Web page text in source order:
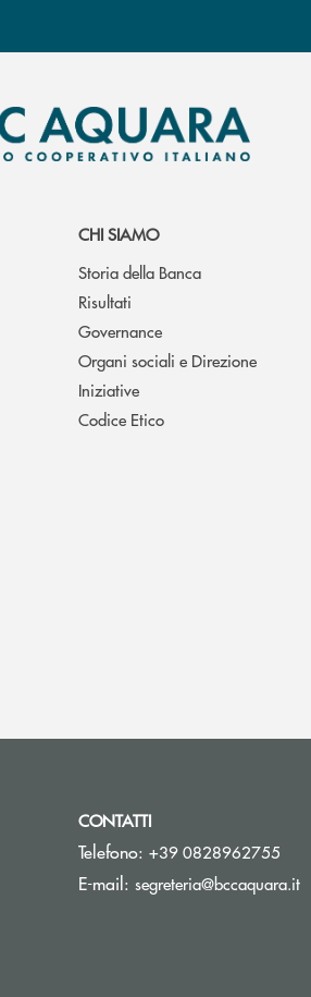
CHI SIAMO
Storia della Banca
Risultati
Governance
Organi sociali e Direzione
Iniziative
Codice Etico
CONTATTI
Telefono: +39 0828962755
E-mail: segreteria@bccaquara.it